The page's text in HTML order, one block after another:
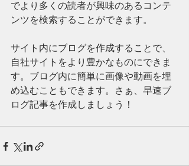
でより多くの読者が興味のあるコンテ
ンツを検索することができます。
サイト内にブログを作成することで、
自社サイトをより豊かなものにできま
す。ブログ内に簡単に画像や動画を埋
め込むこともできます。さぁ、早速ブ
ログ記事を作成しましょう！